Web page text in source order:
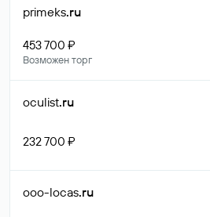
primeks.ru
453 700 ₽
Возможен торг
oculist.ru
232 700 ₽
ooo-locas.ru